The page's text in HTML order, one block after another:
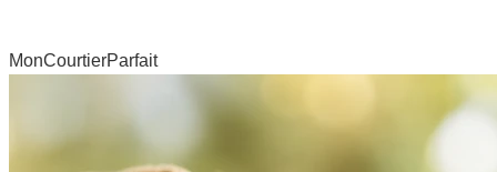
MonCourtierParfait